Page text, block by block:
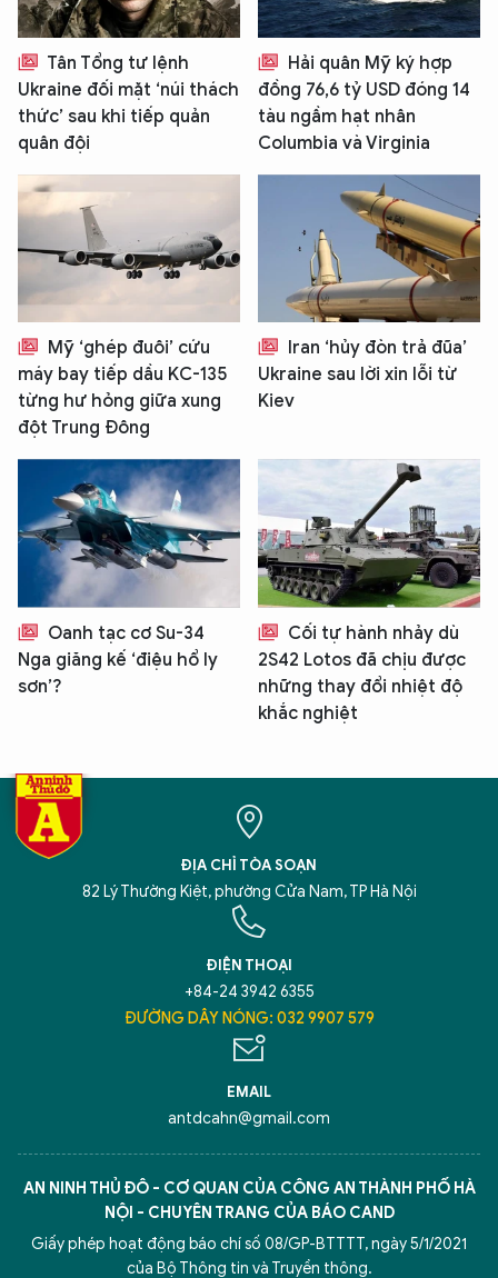
Tân Tổng tư lệnh
Ukraine đối mặt ‘núi thách
thức’ sau khi tiếp quản
quân đội
Hải quân Mỹ ký hợp
đồng 76,6 tỷ USD đóng 14
tàu ngầm hạt nhân
Columbia và Virginia
Mỹ ‘ghép đuôi’ cứu
máy bay tiếp dầu KC-135
từng hư hỏng giữa xung
đột Trung Đông
Iran ‘hủy đòn trả đũa’
Ukraine sau lời xin lỗi từ
Kiev
Oanh tạc cơ Su-34
Nga giăng kế ‘điệu hổ ly
sơn’?
Cối tự hành nhảy dù
2S42 Lotos đã chịu được
những thay đổi nhiệt độ
khắc nghiệt
ĐỊA CHỈ TÒA SOẠN
82 Lý Thường Kiệt, phường Cửa Nam, TP Hà Nội
ĐIỆN THOẠI
+84-24 3942 6355
ĐƯỜNG DÂY NÓNG: 032 9907 579
EMAIL
antdcahn@gmail.com
AN NINH THỦ ĐÔ - CƠ QUAN CỦA CÔNG AN THÀNH PHỐ HÀ
NỘI - CHUYÊN TRANG CỦA BÁO CAND
Giấy phép hoạt động báo chí số 08/GP-BTTTT, ngày 5/1/2021
của Bộ Thông tin và Truyền thông.